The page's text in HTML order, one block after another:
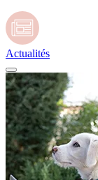
Actualités